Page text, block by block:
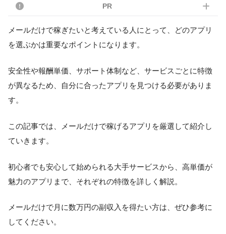
PR
メールだけで稼ぎたいと考えている人にとって、どのアプリ
を選ぶかは重要なポイントになります。
安全性や報酬単価、サポート体制など、サービスごとに特徴
が異なるため、自分に合ったアプリを見つける必要がありま
す。
この記事では、メールだけで稼げるアプリを厳選して紹介し
ていきます。
初心者でも安心して始められる大手サービスから、高単価が
魅力のアプリまで、それぞれの特徴を詳しく解説。
メールだけで月に数万円の副収入を得たい方は、ぜひ参考に
してください。